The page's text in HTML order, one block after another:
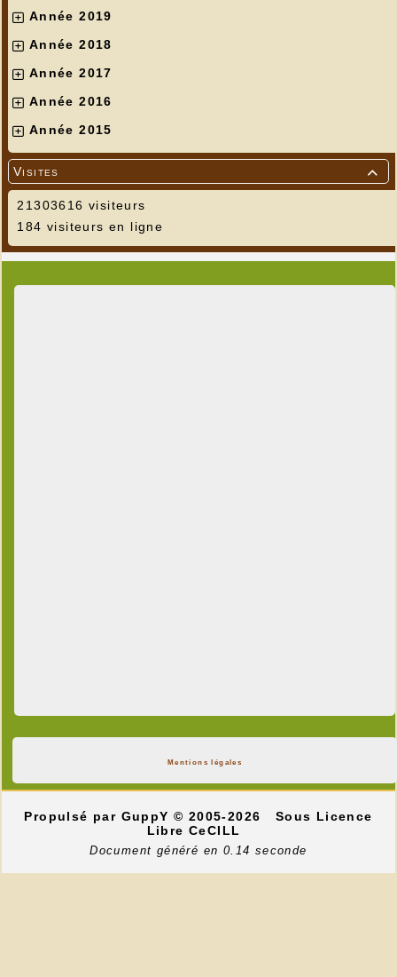
Année 2019
Année 2018
Année 2017
Année 2016
Année 2015

Visites
21303616 visiteurs
184 visiteurs en ligne
Mentions légales
Propulsé par GuppY© 2005-2026
Sous Licence
Libre CeCILL
Document généré en 0.14 seconde